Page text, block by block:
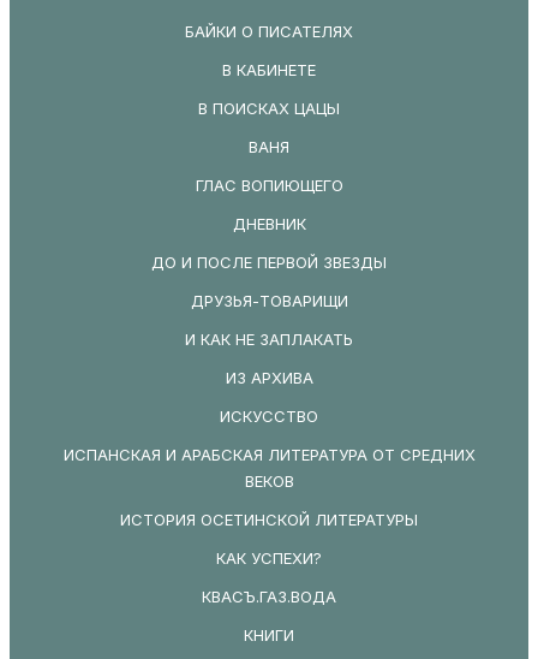
БАЙКИ О ПИСАТЕЛЯХ
В КАБИНЕТЕ
В ПОИСКАХ ЦАЦЫ
ВАНЯ
ГЛАС ВОПИЮЩЕГО
ДНЕВНИК
ДО И ПОСЛЕ ПЕРВОЙ ЗВЕЗДЫ
ДРУЗЬЯ-ТОВАРИЩИ
И КАК НЕ ЗАПЛАКАТЬ
ИЗ АРХИВА
ИСКУССТВО
ИСПАНСКАЯ И АРАБСКАЯ ЛИТЕРАТУРА ОТ СРЕДНИХ
ВЕКОВ
ИСТОРИЯ ОСЕТИНСКОЙ ЛИТЕРАТУРЫ
КАК УСПЕХИ?
КВАСЪ.ГАЗ.ВОДА
КНИГИ